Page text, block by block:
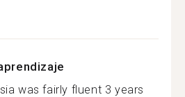
was fairly fluent 3 years